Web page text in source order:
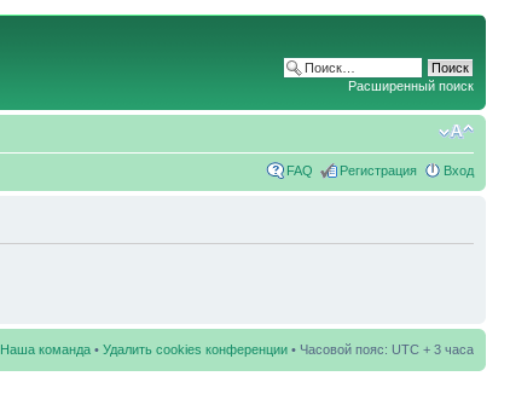
Расширенный поиск
FAQ Регистрация Вход
Наша команда • Удалить cookies конференции • Часовой пояс: UTC + 3 часа